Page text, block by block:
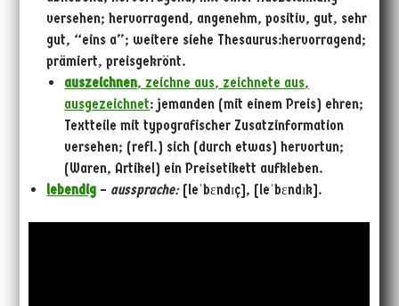
versehen; hervorragend, angenehm, positiv, gut, sehr
gut, “eins a”; weitere siehe Thesaurus:hervorragend;
prämiert, preisgekrönt.
auszeichnen, zeichne aus, zeichnete aus,
ausgezeichnet: jemanden (mit einem Preis) ehren;
Textteile mit typografischer Zusatzinformation
versehen; (refl.) sich (durch etwas) hervortun;
(Waren, Artikel) ein Preisetikett aufkleben.
lebendig – aussprache:[leˈbɛndɪç], [leˈbɛndɪk].